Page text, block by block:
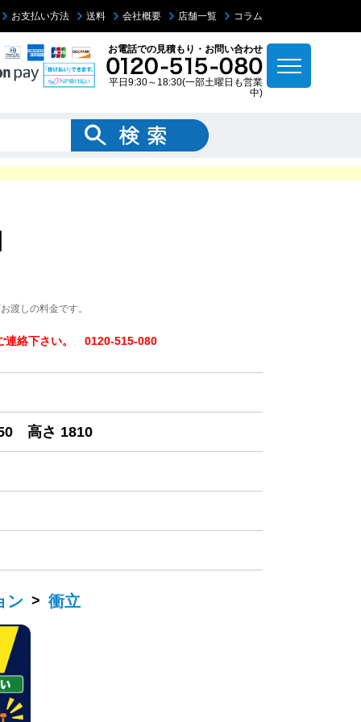
お支払い方法 送料 会社概要 店舗一覧 コラム
お電話での見積もり・お問い合わせ
平日9:30～18:30(一部土曜日も営業
中)
渡しの料金です。
連絡下さい。 0120-515-080
高さ 1810
ン > 衝立